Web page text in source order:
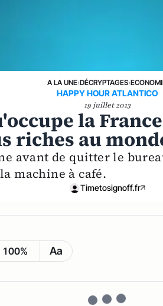
A LA UNE›DÉCRYPTAGES›
HAPPY HOUR ATLANTICO
19 juillet 2013
la
riches au
avant de quitter le
machine à café.
Timetosignoff.fr
100% Aa